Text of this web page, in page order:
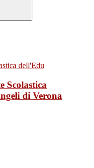
Scolastica
di Verona